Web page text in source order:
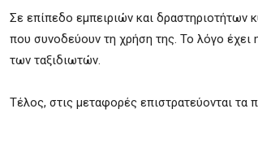
Σε επίπεδο εμπειριών και δραστηριοτήτων
που συνοδεύουν τη χρήση της. Το λόγο έχει
των ταξιδιωτών.
Τέλος, στις μεταφορές επιστρατεύονται τα